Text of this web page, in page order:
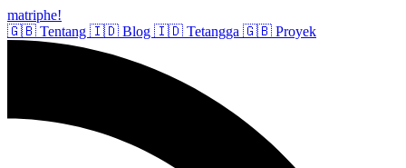
matriphe!
🇬🇧 Tentang 🇮🇩 Blog 🇮🇩 Tetangga 🇬🇧 Proyek